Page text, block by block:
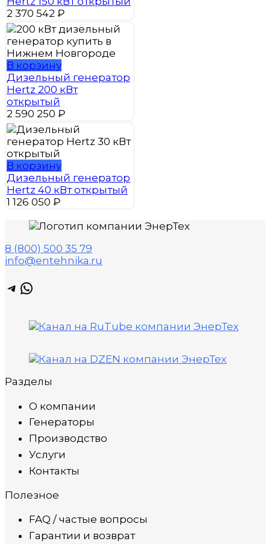
2 370 542 ₽
В корзину
Дизельный генератор
Hertz 200 кВт
открытый
2 590 250 ₽
В корзину
Дизельный генератор
Hertz 40 кВт открытый
1 126 050 ₽
8 (800) 500 35 79
info@entehnika.ru
Telegram
WhatsApp
Разделы
О компании
Генераторы
Производство
Услуги
Контакты
Полезное
FAQ / частые вопросы
Гарантии и возврат